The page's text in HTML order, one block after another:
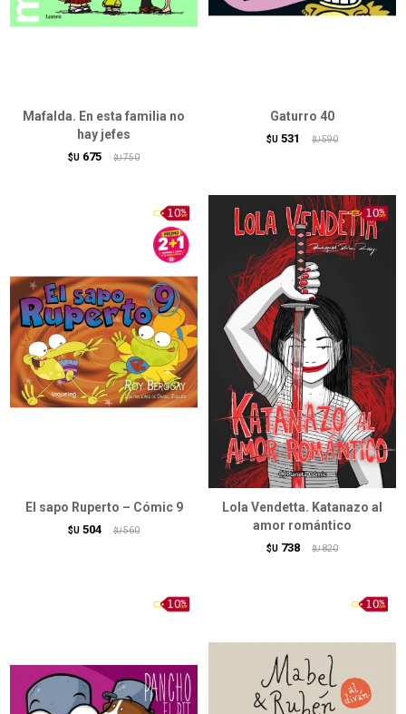
Mafalda. En esta familia no
hay jefes
$U 675 $U 750
Gaturro 40
$U 531 $U 590
El sapo Ruperto – Cómic 9
$U 504 $U 560
Lola Vendetta. Katanazo al
amor romántico
$U 738 $U 820